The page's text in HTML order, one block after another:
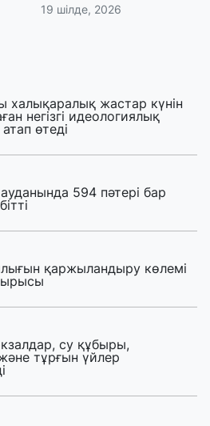
19 шілде, 2026
халықаралық жастар күнін
негізгі идеологиялық
өтеді
594 пәтері бар
қаржыландыру көлемі
су құбыры,
тұрғын үйлер